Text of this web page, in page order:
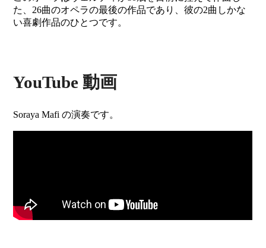
た、26曲のオペラの最後の作品であり、彼の2曲しかな
い喜劇作品のひとつです。
YouTube 動画
Soraya Mafi の演奏です。